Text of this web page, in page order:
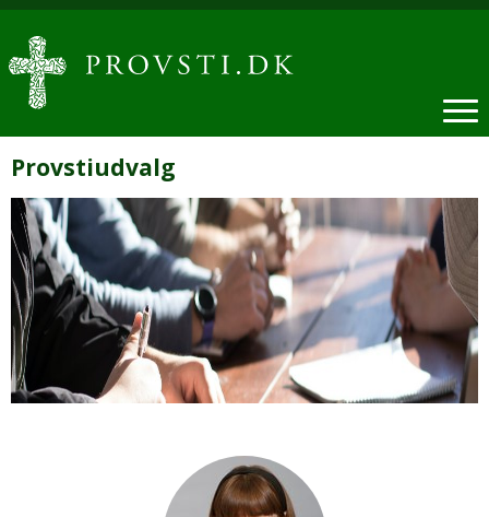
Provstiudvalg